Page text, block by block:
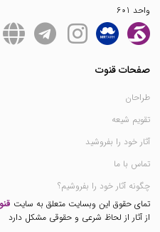
واحد 601
صفحات قنوت
طراحان
تقویم شیعه
آثار خود را بفروشید
تماس با ما
چگونه آثار خود را بفروشیم؟
تمای حقوق این وبسایت متعلق به سایت
از آثار از لحاظ شرعی و حقوقی مشکل دارد